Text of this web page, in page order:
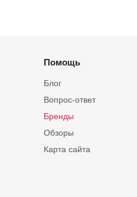
Помощь
Блог
Вопрос-ответ
Бренды
Обзоры
Карта сайта